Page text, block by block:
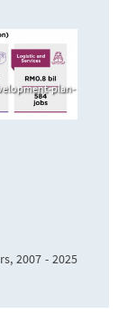
plan-
2007 - 2025